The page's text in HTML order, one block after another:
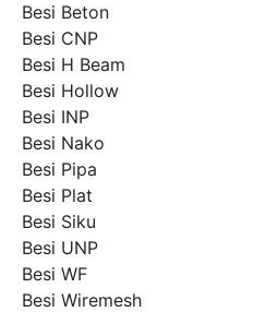
Besi Beton
Besi CNP
Besi H Beam
Besi Hollow
Besi INP
Besi Nako
Besi Pipa
Besi Plat
Besi Siku
Besi UNP
Besi WF
Besi Wiremesh